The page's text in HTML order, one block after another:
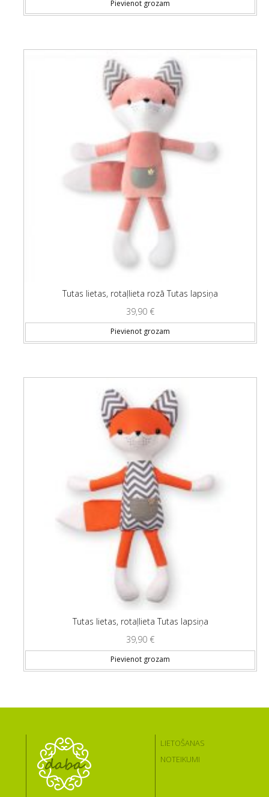
Pievienot grozam
Tutas lietas, rotaļlieta rozā Tutas lapsiņa
39,90 €
Pievienot grozam
Tutas lietas, rotaļlieta Tutas lapsiņa
39,90 €
Pievienot grozam
LIETOŠANAS
NOTEIKUMI